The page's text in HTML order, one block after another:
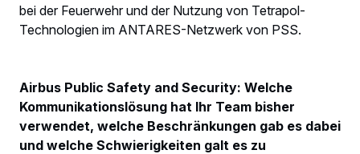
bei der Feuerwehr und der Nutzung von Tetrapol-
Technologien im ANTARES-Netzwerk von PSS.
Airbus Public Safety and Security: Welche
Kommunikationslösung hat Ihr Team bisher
verwendet, welche Beschränkungen gab es dabei
und welche Schwierigkeiten galt es zu